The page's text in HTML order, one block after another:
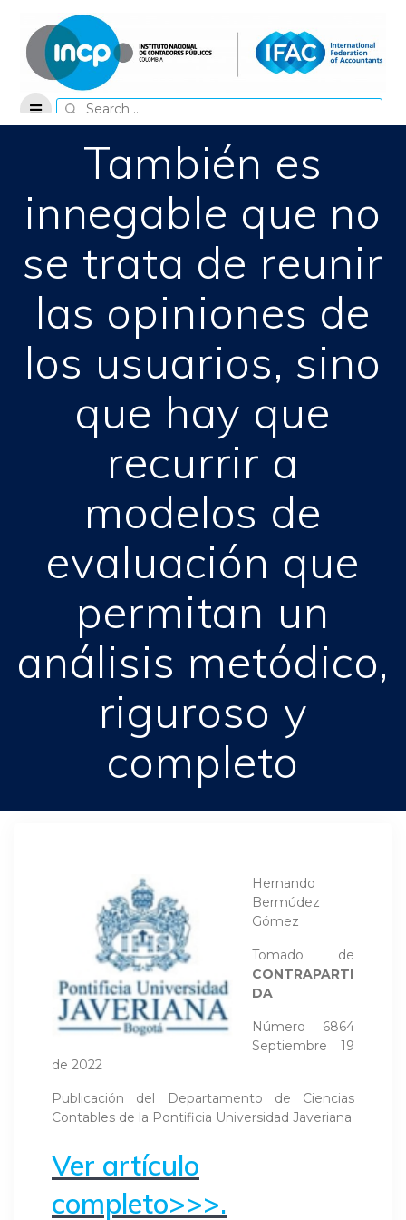
content
Search
for:
También es
innegable que no
se trata de reunir
las opiniones de
los usuarios, sino
que hay que
recurrir a
modelos de
evaluación que
permitan un
análisis metódico,
riguroso y
completo
Hernando
Bermúdez
Gómez
Tomado de
CONTRAPARTI
DA
Número 6864
Septiembre 19
de 2022
Publicación del Departamento de Ciencias
Contables de la Pontificia Universidad Javeriana
Ver artículo
completo>>>.